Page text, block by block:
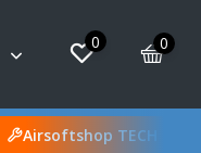
0 0
Airsoftshop TECH